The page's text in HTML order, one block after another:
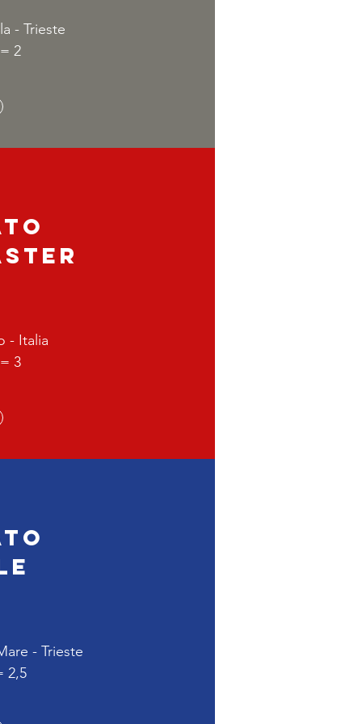
- Trieste
2
- Italia
3
- Trieste
2,5